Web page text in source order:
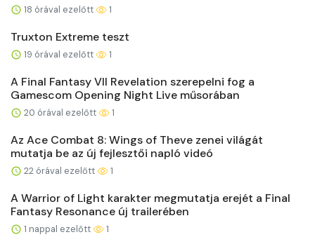
18 órával ezelőtt 1
Truxton Extreme teszt
19 órával ezelőtt 1
A Final Fantasy VII Revelation szerepelni fog a
Gamescom Opening Night Live műsorában
20 órával ezelőtt 1
Az Ace Combat 8: Wings of Theve zenei világát
mutatja be az új fejlesztői napló videó
22 órával ezelőtt 1
A Warrior of Light karakter megmutatja erejét a Final
Fantasy Resonance új trailerében
1 nappal ezelőtt 1